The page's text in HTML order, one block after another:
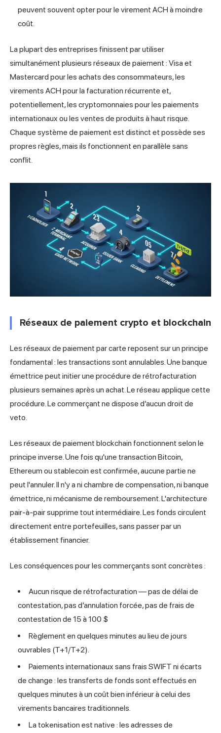
peuvent souvent opter pour le virement ACH à moindre
coût.
La plupart des entreprises finissent par utiliser
simultanément plusieurs réseaux de paiement : Visa et
Mastercard pour les achats des consommateurs, les
virements ACH pour la facturation récurrente et,
potentiellement, les cryptomonnaies pour les paiements
internationaux ou les ventes de produits à haut risque.
Chaque système de paiement est distinct et possède ses
propres règles, mais ils fonctionnent en parallèle sans
conflit.
Réseaux de paiement crypto et blockchain
Les réseaux de paiement par carte reposent sur un principe
fondamental : les transactions sont annulables. Une banque
émettrice peut initier une procédure de rétrofacturation
plusieurs semaines après un achat. Le réseau applique cette
procédure. Le commerçant ne dispose d’aucun droit de
veto.
Les réseaux de paiement blockchain fonctionnent selon le
principe inverse. Une fois qu'une transaction Bitcoin,
Ethereum ou stablecoin est confirmée, aucune partie ne
peut l'annuler. Il n'y a ni chambre de compensation, ni banque
émettrice, ni mécanisme de remboursement. L'architecture
pair-à-pair supprime tout intermédiaire. Les fonds circulent
directement entre portefeuilles, sans passer par un
établissement financier.
Les conséquences pour les commerçants sont concrètes :
Aucun risque de rétrofacturation — pas de délai de
contestation, pas d’annulation forcée, pas de frais de
contestation de 15 à 100 $
Règlement en quelques minutes au lieu de jours
ouvrables (T+1/T+2).
Paiements internationaux sans frais SWIFT ni écarts
de change : les transferts de fonds sont effectués en
quelques minutes à un coût bien inférieur à celui des
virements bancaires traditionnels.
La tokenisation est native : les adresses de